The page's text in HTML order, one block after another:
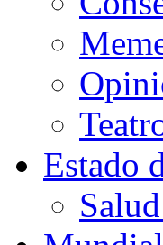
Estado